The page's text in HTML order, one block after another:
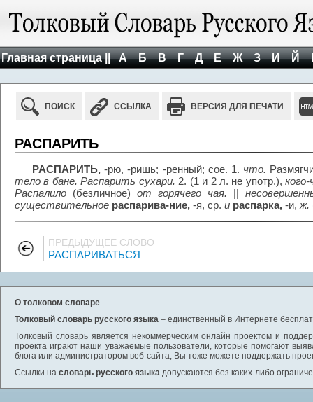
Главная страница || А Б В Г Д Е Ж З И Й
ПОИСК ССЫЛКА ВЕРСИЯ ДЛЯ ПЕЧАТИ
РАСПАРИТЬ
РАСПАРИТЬ, -рю, -ришь; -ренный; сое. 1. что.
тело в бане. Распарить сухари. 2. (1 и 2 л. не употр.),
Распалило (безличное) от горячего чая. ||
существительное распарива-ние, -я, ср. и распарка, -и, ж.
ПРЕДЫДУЩЕЕ СЛОВО
РАСПАРИВАТЬСЯ
О толковом словаре
Толковый словарь русского языка – единственный в Интернете
Толковый словарь является некоммерческим онлайн проектом и
проекта играют наши уважаемые пользователи, которые помогают
блога или администратором веб-сайта, Вы тоже можете поддержать
Ссылки на словарь русского языка допускаются без каких-либо